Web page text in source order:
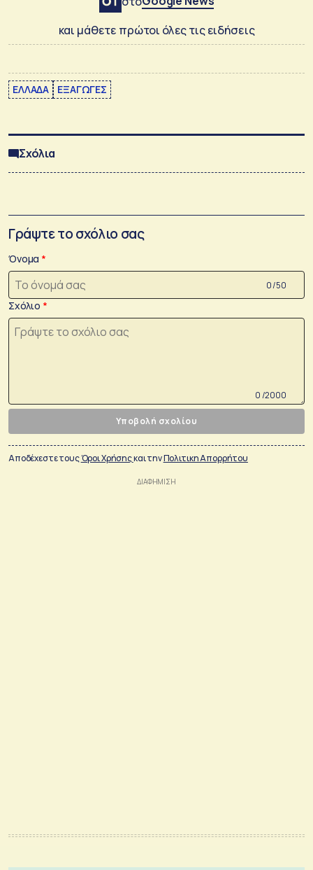
και μάθετε πρώτοι όλες τις ειδήσεις
ΕΛΛΑΔΑ ΕΞΑΓΩΓΕΣ
Σχόλια
Γράψτε το σχόλιο σας
Όνομα
0 /50
Σχόλιο
0 /2000
Υποβολή σχολίου
Αποδέχεστε τουςΌροι Χρήσηςκαι τηνΠολιτικη Απορρήτου